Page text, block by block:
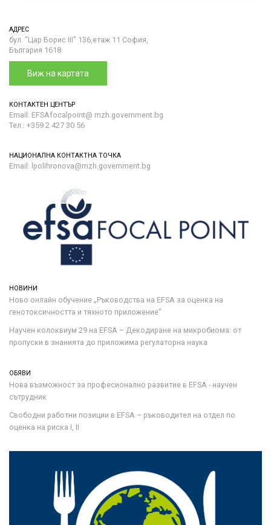
АДРЕС
бул. "Цар Борис III" 136,етаж 11 София,
България 1618
Виж на картата
КОНТАКТЕН ЦЕНТЪР
Email: EFSAfocalpoint@ mzh.government.bg
Тел.: +359 2 427 30 56
НАЦИОНАЛНА КОНТАКТНА ТОЧКА
Email: lpolihronova@mzh.government.bg
НОВИНИ
Ново онлайн обучение „Ръководства на ЕFSA за оценка на
генотоксичността и тяхното приложение“
Научен колоквиум 29 на EFSA – Декодиране на микробиома: от
пропуски в знанията до приложима регулаторна наука
ОБЯВИ
Нова възможност за професионално развитие в EFSA - научен
сътрудник
Свободни работни позиции в EFSA – ръководител на отдел по
оценка на риска I, II